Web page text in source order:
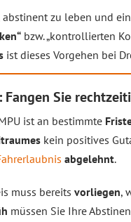
abstinent zu leben und
bzw. „kontrollierten
ist dieses Vorgehen bei
Sie
ist an bestimmte
kein positives
abgelehnt.
muss bereits vorliegen,
müssen Sie Ihre